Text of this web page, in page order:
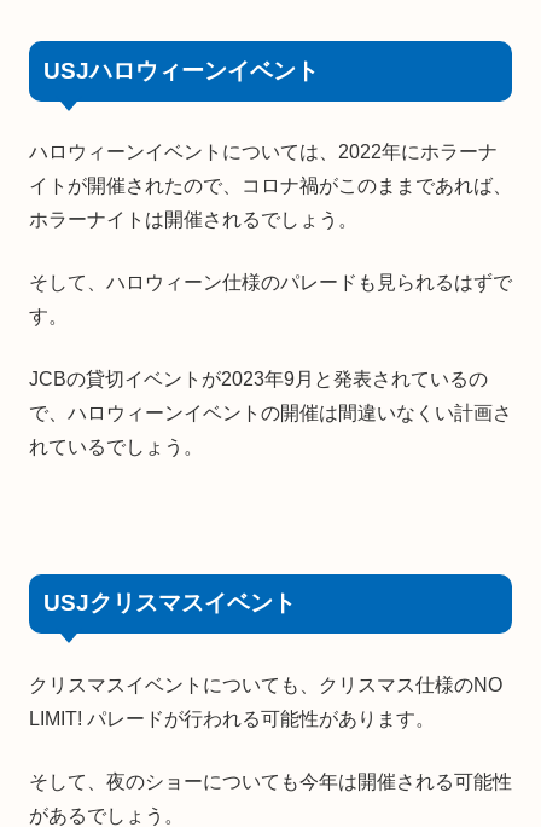
USJハロウィーンイベント
ハロウィーンイベントについては、2022年にホラーナ
イトが開催されたので、コロナ禍がこのままであれば、
ホラーナイトは開催されるでしょう。
そして、ハロウィーン仕様のパレードも見られるはずで
す。
JCBの貸切イベントが2023年9月と発表されているの
で、ハロウィーンイベントの開催は間違いなくい計画さ
れているでしょう。
USJクリスマスイベント
クリスマスイベントについても、クリスマス仕様のNO
LIMIT! パレードが行われる可能性があります。
そして、夜のショーについても今年は開催される可能性
があるでしょう。